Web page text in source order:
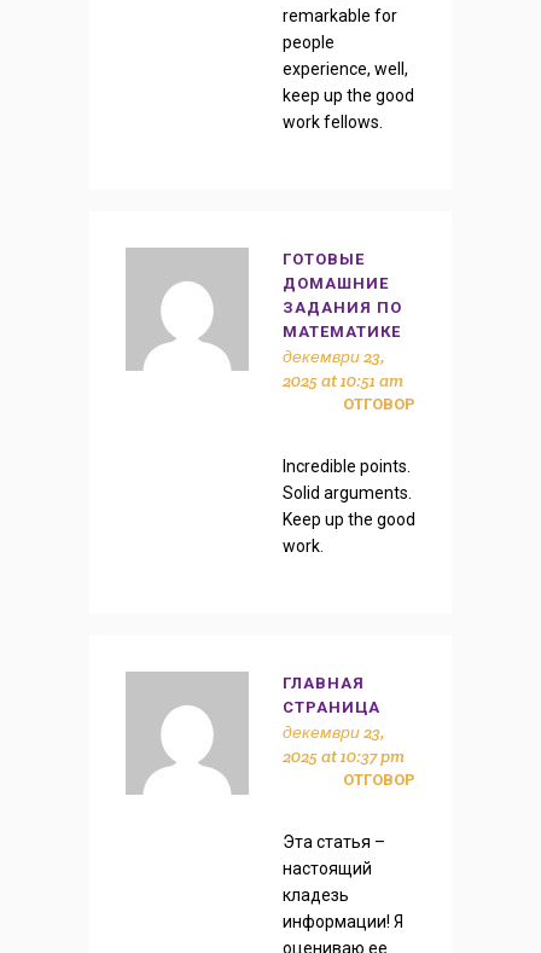
remarkable for
people
experience, well,
keep up the good
work fellows.
ГОТОВЫЕ
ДОМАШНИЕ
ЗАДАНИЯ ПО
МАТЕМАТИКЕ
декември 23,
2025 at 10:51 am
ОТГОВОР
Incredible points.
Solid arguments.
Keep up the good
work.
ГЛАВНАЯ
СТРАНИЦА
декември 23,
2025 at 10:37 pm
ОТГОВОР
Эта статья –
настоящий
кладезь
информации! Я
оцениваю ее